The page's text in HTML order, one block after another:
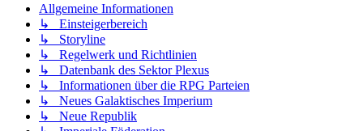
Allgemeine Informationen
↳ Einsteigerbereich
↳ Storyline
↳ Regelwerk und Richtlinien
↳ Datenbank des Sektor Plexus
↳ Informationen über die RPG Parteien
↳ Neues Galaktisches Imperium
↳ Neue Republik